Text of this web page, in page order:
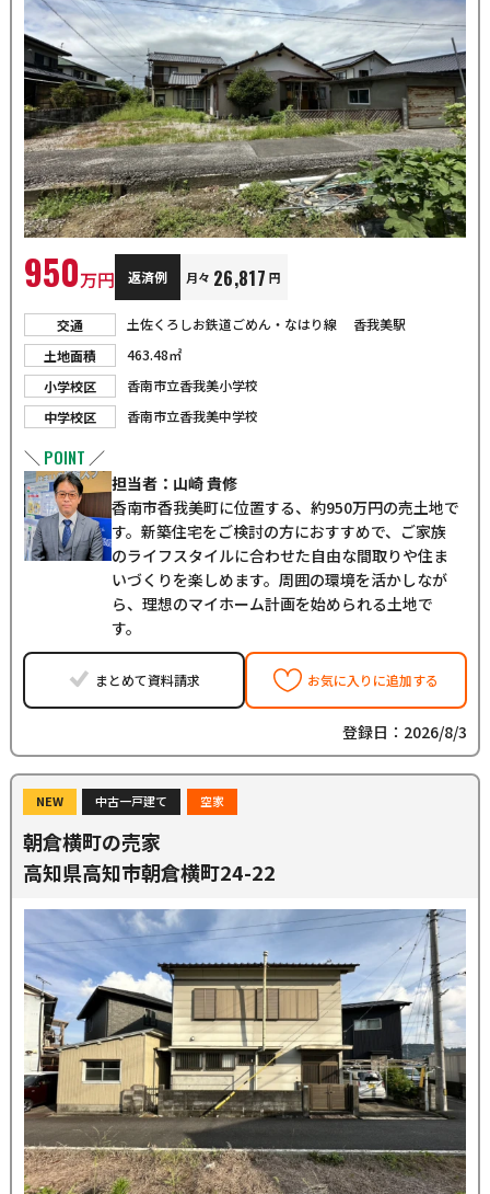
950万円 返済例 月々 26,817 円
交通
土佐くろしお鉄道ごめん・なはり線 香我美駅
土地面積
463.48㎡
小学校区
香南市立香我美小学校
中学校区
香南市立香我美中学校
＼ POINT ／
担当者：山崎 貴修
香南市香我美町に位置する、約950万円の売土地で
す。新築住宅をご検討の方におすすめで、ご家族
のライフスタイルに合わせた自由な間取りや住ま
いづくりを楽しめます。周囲の環境を活かしなが
ら、理想のマイホーム計画を始められる土地で
す。
まとめて資料請求 お気に入りに追加する
登録日：2026/8/3
NEW 中古一戸建て 空家
朝倉横町の売家
高知県高知市朝倉横町24-22